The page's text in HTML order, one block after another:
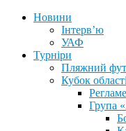
Новини
Інтерв’ю
УАФ
Турніри
Пляжний
Кубок
Група